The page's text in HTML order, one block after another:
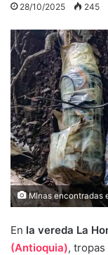
28/10/2025 245
MInas encontradas
En la vereda La
(Antioquia), tropas